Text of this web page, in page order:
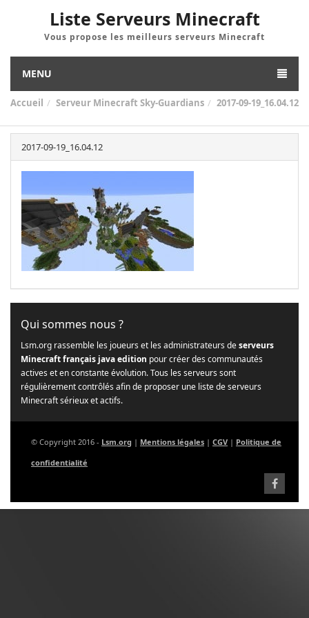
Liste Serveurs Minecraft
Vous propose les meilleurs serveurs Minecraft
MENU
Accueil Serveur Minecraft Sky-Guardians 2017-09-19_16.04.12
2017-09-19_16.04.12
Qui sommes nous ?
Lsm.org rassemble les joueurs et les administrateurs deserveurs
Minecraft français java edition pour créer des communautés
actives et en constante évolution. Tous les serveurs sont
régulièrement contrôlés afin de proposer une liste de serveurs
Minecraft sérieux et actifs.
© Copyright 2016 - Lsm.org | Mentions légales | CGV | Politique de
confidentialité